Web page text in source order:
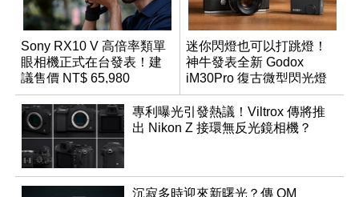
Sony RX10 V 高倍率類單
眼相機正式在台發表！建
議售價 NT$ 65,980
迷你閃燈也可以打跳燈！
神牛發表全新 Godox
iM30Pro 復古微型閃光燈
專利曝光引發熱議！Viltrox 傳將推
出 Nikon Z 接環無反光鏡相機？
沉寂多時迎來新曙光？傳 OM